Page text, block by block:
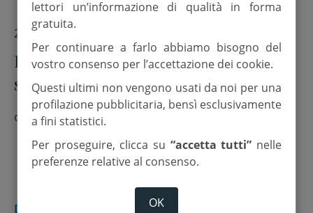
27 Ottobre 2017
Papa Francesco in diretta con lo
spazio
di Redazione
DALLA CHIESA
lettori un’informazione di qualità in forma
gratuita.
Per continuare a farlo abbiamo bisogno del
vostro consenso per l’accettazione dei cookie.
Questi ultimi non vengono usati da noi per una
profilazione pubblicitaria, bensì esclusivamente
a fini statistici.
Per proseguire, clicca su “accetta tutti” nelle
preferenze relative al consenso.
OK